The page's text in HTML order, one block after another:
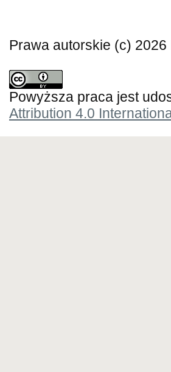
Prawa autorskie (c) 2026
Powyższa praca jest
Attribution 4.0